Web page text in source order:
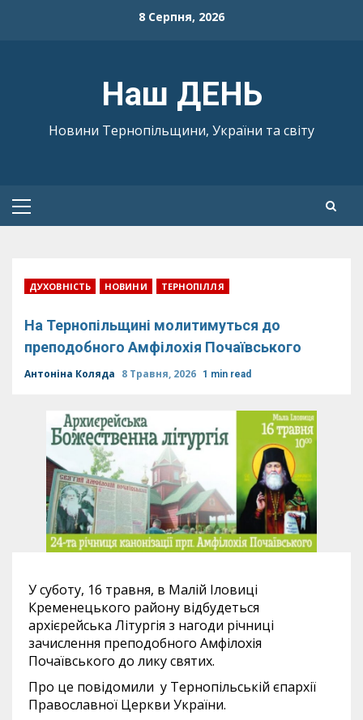
8 Серпня, 2026
Наш ДЕНЬ
Новини Тернопільщини, України та світу
Primary
ДУХОВНІСТЬ НОВИНИ ТЕРНОПІЛЛЯ
На Тернопільщині молитимуться до
преподобного Амфілохія Почаївського
Антоніна Коляда 8 Травня, 2026 1 min read
У суботу, 16 травня, в Малій Іловиці
Кременецького району відбудеться
архієрейська Літургія з нагоди річниці
зачислення преподобного Амфілохія
Почаївського до лику святих.
Про це повідомили у Тернопільській єпархії
Православної Церкви України.